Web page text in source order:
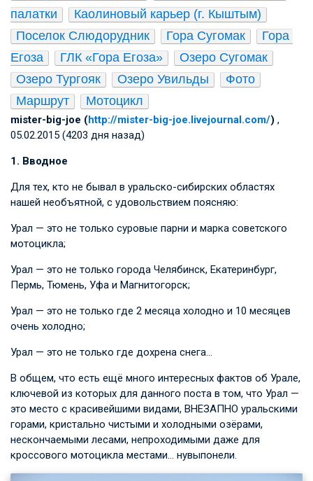
палатки
Каолиновый карьер (г. Кыштым)
Поселок Слюдорудник
Гора Сугомак
Гора
Егоза
ГЛК «Гора Егоза»
Озеро Сугомак
Озеро Тургояк
Озеро Увильды
Фото
Маршрут
Мотоцикл
mister-big-joe (http://mister-big-joe.livejournal.com/) ,
05.02.2015 (4203 дня назад)
1. Вводное
Для тех, кто не бывал в уральско-сибирских областях
нашей необъятной, с удовольствием поясняю:
Урал — это не только суровые парни и марка советского
мотоцикла;
Урал — это не только города Челябинск, Екатеринбург,
Пермь, Тюмень, Уфа и Магнитогорск;
Урал — это не только где 2 месяца холодно и 10 месяцев
очень холодно;
Урал — это не только где дохрена снега…
В общем, что есть ещё много интересных фактов об Урале,
ключевой из которых для данного поста в том, что Урал —
это место с красивейшими видами, ВНЕЗАПНО уральскими
горами, кристально чистыми и холодными озёрами,
нескончаемыми лесами, непроходимыми даже для
кроссового мотоцикла местами… нувыпонели.